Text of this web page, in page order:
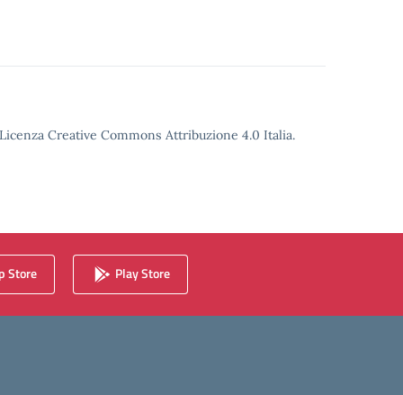
Creative Commons Attribuzione 4.0 Italia.
Store Play Store